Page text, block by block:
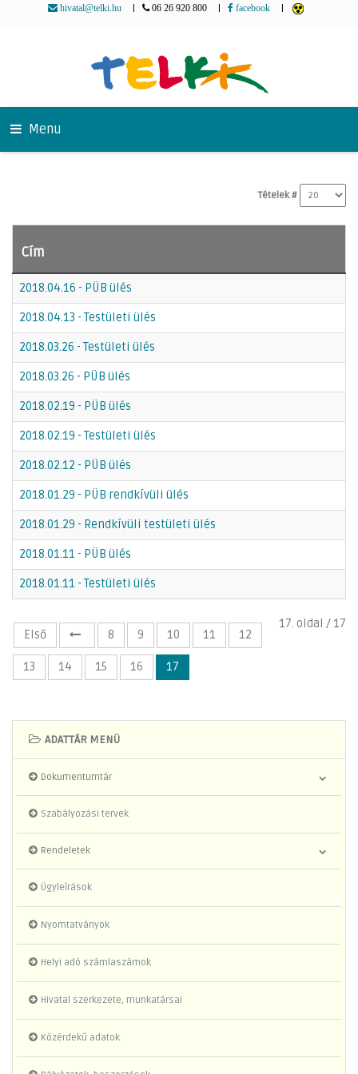
hivatal@telki.hu 06 26 920 800 facebook
Menu
Tételek #
Cím
2018.04.16 - PÜB ülés
2018.04.13 - Testületi ülés
2018.03.26 - Testületi ülés
2018.03.26 - PÜB ülés
2018.02.19 - PÜB ülés
2018.02.19 - Testületi ülés
2018.02.12 - PÜB ülés
2018.01.29 - PÜB rendkívüli ülés
2018.01.29 - Rendkívüli testületi ülés
2018.01.11 - PÜB ülés
2018.01.11 - Testületi ülés
17. oldal / 17
Első
8 9 10 11 12
13 14 15 16 17
ADATTÁR MENÜ
Dokumentumtár
Szabályozási tervek
Rendeletek
Ügyleírások
Nyomtatványok
Helyi adó számlaszámok
Hivatal szerkezete, munkatársai
Közérdekű adatok